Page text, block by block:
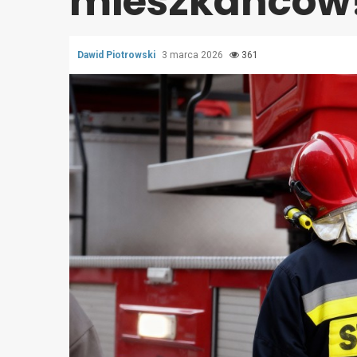
Dawid Piotrowski 3 marca 2026 361